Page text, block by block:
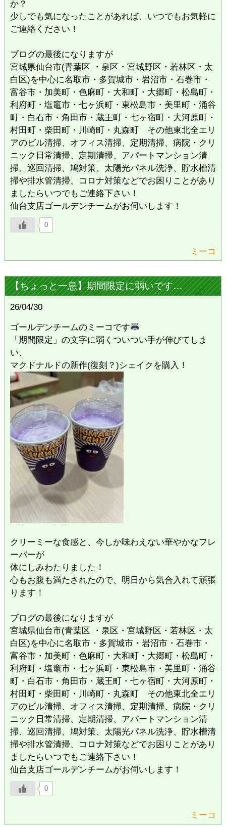
か？
​少しでも気になったことがあれば、いつでもお気軽に
ご連絡ください！
ブログの最後になりますが
宮城県仙台市(青葉区 ・泉区・宮城野区・若林区・太
白区)を中心に名取市・多賀城市・岩沼市・石巻市・
富谷市・加美町・色麻町・大和町・大郷町・松島町・
利府町・塩竈市・七ヶ浜町・東松島市・美里町・涌谷
町・白石市・角田市・蔵王町・七ヶ宿町・大河原町・
村田町・柴田町・川崎町・丸森町 その他東北全エリ
アのビル清掃、オフィス清掃、定期清掃、病院・クリ
ニック日常清掃、定期清掃、アパートマンション清
掃、巡回清掃、鳩対策、太陽光パネル洗浄、貯水槽清
掃や排水管清掃、コロナ対策などでお困りことがあり
ましたらいつでもご連絡下さい！
仙台支店ゴールデンチームがお伺いします！
0
ミーコ
【ちょっと一息】期間限定に弱いです…
26/04/30
ゴールデンチームのミーコです
「期間限定」の文字に弱くついつい手が伸びてしま
い、
マクドナルドの新作(復刻？)シェイクを購入！
クリーミーな食感と、今しか味わえない華やかなフレ
ーバーが
体にしみわたりました！
心もお腹も満たされたので、明日から気合入れて頑張
ります！
ブログの最後になりますが
宮城県仙台市(青葉区 ・泉区・宮城野区・若林区・太
白区)を中心に名取市・多賀城市・岩沼市・石巻市・
富谷市・加美町・色麻町・大和町・大郷町・松島町・
利府町・塩竈市・七ヶ浜町・東松島市・美里町・涌谷
町・白石市・角田市・蔵王町・七ヶ宿町・大河原町・
村田町・柴田町・川崎町・丸森町 その他東北全エリ
アのビル清掃、オフィス清掃、定期清掃、病院・クリ
ニック日常清掃、定期清掃、アパートマンション清
掃、巡回清掃、鳩対策、太陽光パネル洗浄、貯水槽清
掃や排水管清掃、コロナ対策などでお困りことがあり
ましたらいつでもご連絡下さい！
仙台支店ゴールデンチームがお伺いします！
0
ミーコ